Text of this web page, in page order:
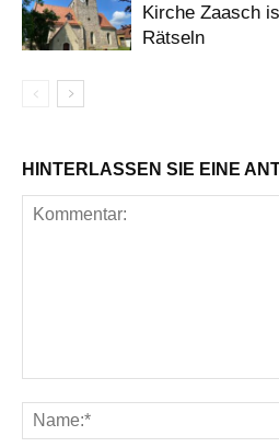
Kirche Zaasch
Rätseln
HINTERLASSEN SIE EINE